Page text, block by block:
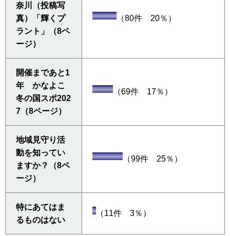
奈川（投稿写
真）「輝くプ
ラント」（8ペ
ージ）
（80件 20％）
開催まであと1
年 かなよこ
冬の国スポ202
7（8ページ）
（69件 17％）
地域見守り活
動を知ってい
ますか？（8ペ
ージ）
（99件 25％）
特にあてはま
るものはない
（11件 3％）